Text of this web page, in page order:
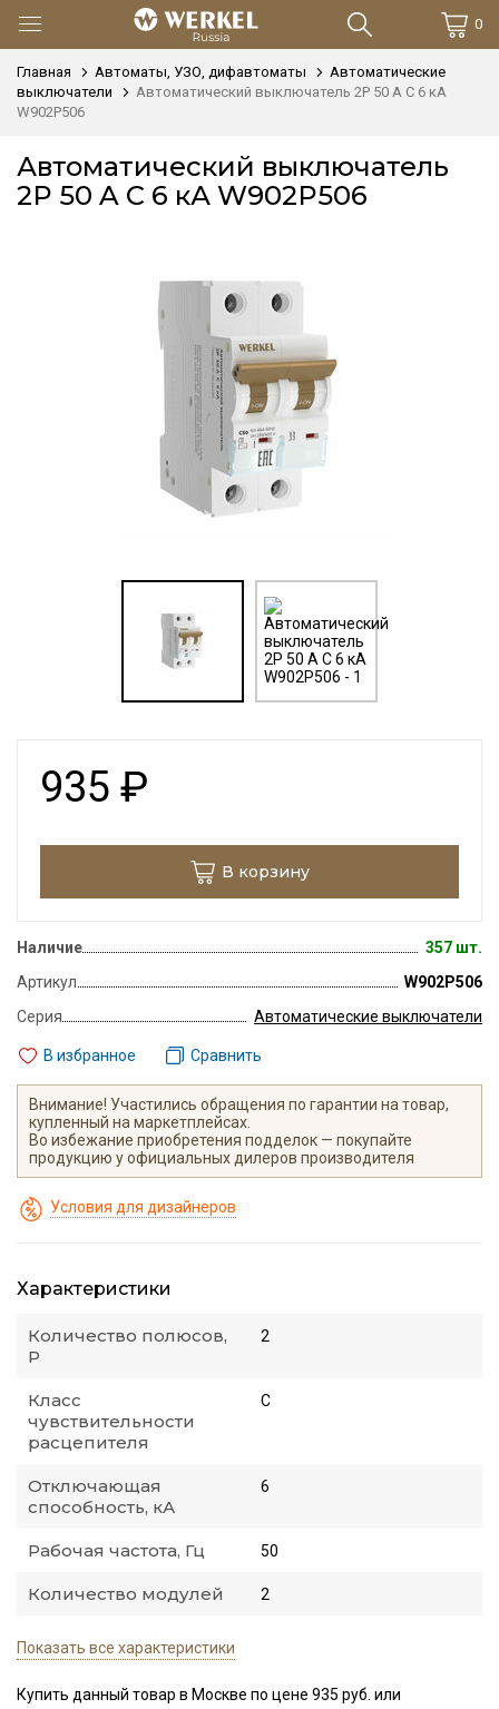
0
Главная Автоматы, УЗО, дифавтоматы
Автоматические
выключатели
Автоматический выключатель 2P 50 A C 6 кА
W902P506
Автоматический выключатель
2P 50 A C 6 кА W902P506
935 ₽
В корзину
Наличие
357 шт.
Артикул
W902P506
Серия
Автоматические выключатели
В избранное Сравнить
Внимание! Участились обращения по гарантии на товар,
купленный на маркетплейсах.
Во избежание приобретения подделок — покупайте
продукцию у официальных дилеров производителя
Условия для дизайнеров
Характеристики
Количество полюсов,
P
2
Класс
чувствительности
расцепителя
С
Отключающая
способность, кА
6
Рабочая частота, Гц 50
Количество модулей 2
Показать все характеристики
Купить данный товар в Москве по цене 935 руб. или